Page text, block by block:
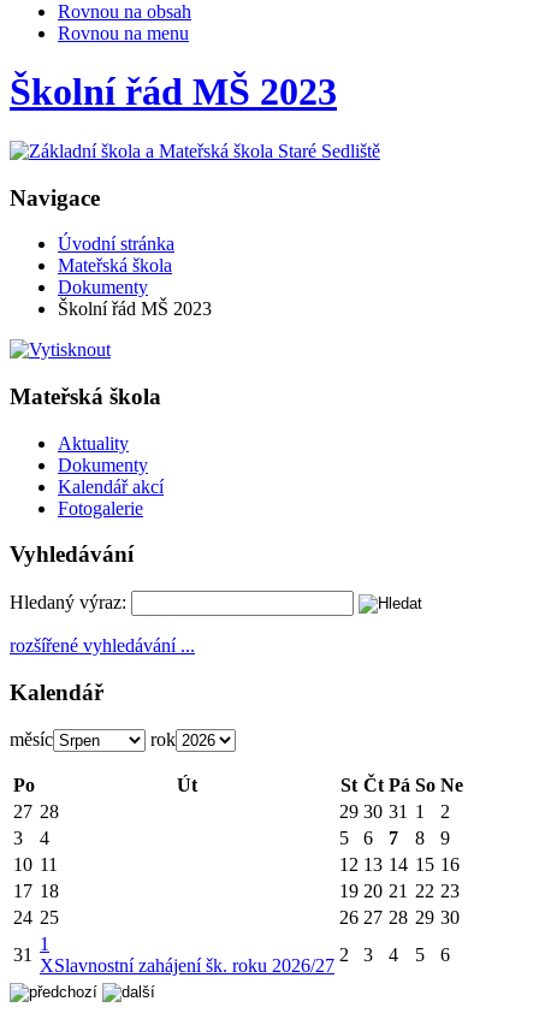
Rovnou na obsah
Rovnou na menu
Školní řád MŠ 2023
Navigace
Úvodní stránka
Mateřská škola
Dokumenty
Školní řád MŠ 2023
Mateřská škola
Aktuality
Dokumenty
Kalendář akcí
Fotogalerie
Vyhledávání
Hledaný výraz:
rozšířené vyhledávání ...
Kalendář
měsíc rok
Po Út St Čt Pá So Ne
27 28 29 30 31 1
2
3
4 5 6 7 8
9
10 11 12 13 14 15 16
17 18 19 20 21 22 23
24 25 26 27 28 29 30
31
1
XSlavnostní zahájení šk. roku 2026/27
2 3 4 5 6